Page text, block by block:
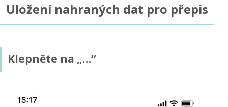
Uložení nahraných dat pro přepis
Klepněte na „…“